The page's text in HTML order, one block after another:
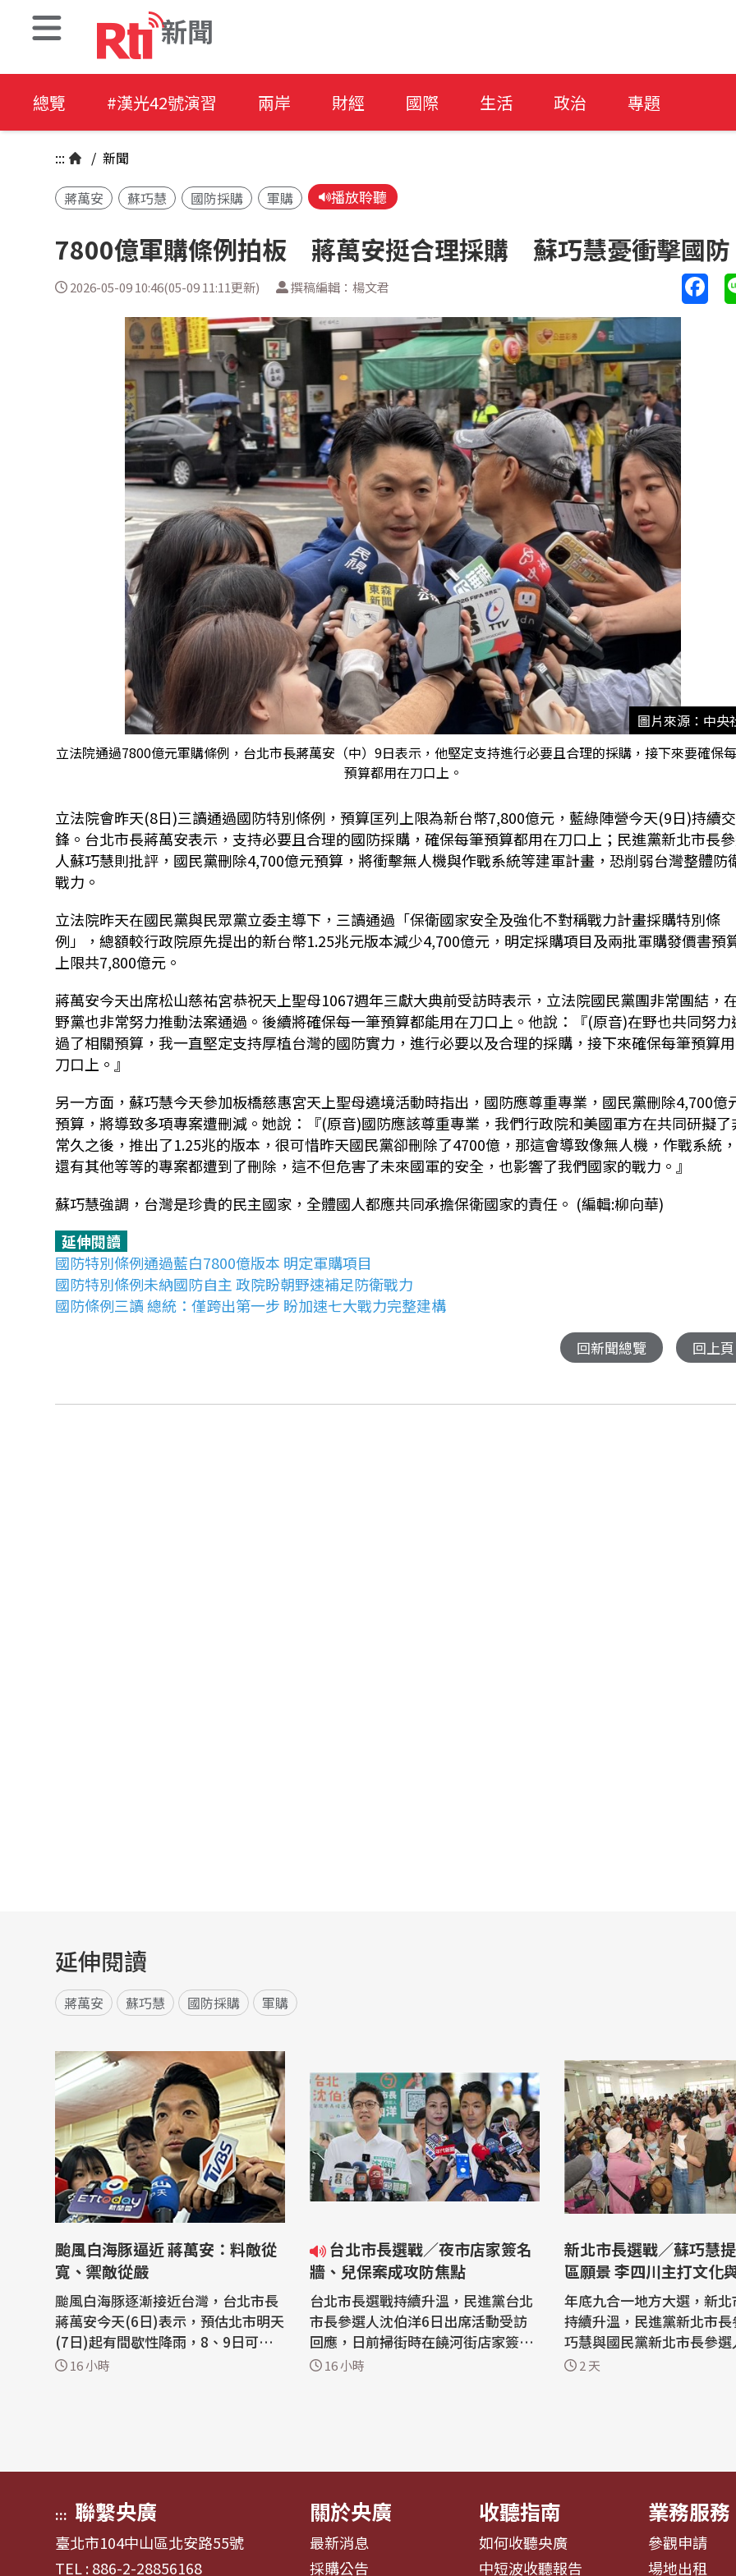
新聞
總覽 #漢光42號演習 兩岸 財經 國際 生活 政治 專題
::: / 新聞
蔣萬安 蘇巧慧 國防採購 軍購 播放聆聽
7800億軍購條例拍板 蔣萬安挺合理採購 蘇巧慧憂衝擊國防
2026-05-09 10:46(05-09 11:11更新) 撰稿編輯：楊文君
圖片來源：中央
立法院通過7800億元軍購條例，台北市長蔣萬安（中）9日表示，他堅定支持進行必要且合理的採購，接下來要確保
預算都用在刀口上。
立法院會昨天(8日)三讀通過國防特別條例，預算匡列上限為新台幣7,800億元，藍綠陣營今天(9日)持續交
鋒。台北市長蔣萬安表示，支持必要且合理的國防採購，確保每筆預算都用在刀口上；民進黨新北市長
人蘇巧慧則批評，國民黨刪除4,700億元預算，將衝擊無人機與作戰系統等建軍計畫，恐削弱台灣整體防
戰力。
立法院昨天在國民黨與民眾黨立委主導下，三讀通過「保衛國家安全及強化不對稱戰力計畫採購特別條
例」，總額較行政院原先提出的新台幣1.25兆元版本減少4,700億元，明定採購項目及兩批軍購發價書預
上限共7,800億元。
蔣萬安今天出席松山慈祐宮恭祝天上聖母1067週年三獻大典前受訪時表示，立法院國民黨團非常團結，
野黨也非常努力推動法案通過。後續將確保每一筆預算都能用在刀口上。他說：『(原音)在野也共同努力
過了相關預算，我一直堅定支持厚植台灣的國防實力， 進行必要以及合理的採購，接下來確保每筆預算
刀口上。』
另一方面，蘇巧慧今天參加板橋慈惠宮天上聖母遶境活動時指出，國防應尊重專業，國民黨刪除4,700億
預算，將導致多項專案遭刪減。她說：『(原音)國防應該尊重專業，我們行政院和美國軍方在共同研擬了
常久之後，推出了1.25兆的版本，很可惜昨天國民黨卻刪除了4700億， 那這會導致像無人機，作戰系統
還有其他等等的專案都遭到了刪除，這不但危害了未來國軍的安全，也影響了我們國家的戰力。 』
蘇巧慧強調，台灣是珍貴的民主國家，全體國人都應共同承擔保衛國家的責任。 (編輯:柳向華)
延伸閱讀
國防特別條例通過藍白7800億版本 明定軍購項目
國防特別條例未納國防自主 政院盼朝野速補足防衛戰力
國防條例三讀 總統：僅跨出第一步 盼加速七大戰力完整建構
回新聞總覽 回上頁
延伸閱讀
蔣萬安 蘇巧慧 國防採購 軍購
颱風白海豚逼近 蔣萬安：料敵從
寬、禦敵從嚴
颱風白海豚逐漸接近台灣，台北市長
蔣萬安今天(6日)表示，預估北市明天
(7日)起有間歇性降雨，8、9日可能
有豪雨或大雨，伴隨7至9級陣風，市
16 小時
牆、兒保案成攻防焦點
台北市長選戰持續升溫，民進黨台北
市長參選人沈伯洋6日出席活動受訪
回應，日前掃街時在饒河街店家簽名
爭議及北市兒虐案，批評市府未妥善
16 小時
新北市長選戰／蘇巧慧
區願景 李四川主打文化
訪
年底九合一地方大選，新
持續升溫，民進黨新北市
巧慧與國民黨新北市長參
分別走訪基層爭取市民支持。 蘇
2 天
::: 聯繫央廣
臺北市104中山區北安路55號
TEL : 886-2-28856168
關於央廣
最新消息
採購公告
收聽指南
如何收聽央廣
中短波收聽報告
業務服務
參觀申請
場地出租